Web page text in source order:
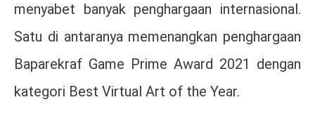
menyabet banyak penghargaan internasional.
Satu di antaranya memenangkan penghargaan
Baparekraf Game Prime Award 2021 dengan
kategori Best Virtual Art of the Year.